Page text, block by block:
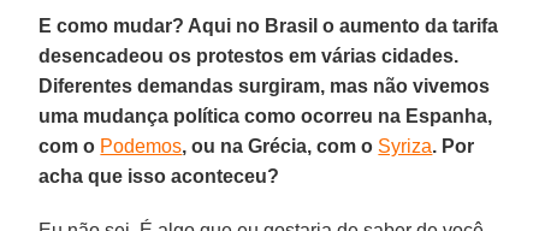
E como mudar? Aqui no Brasil o aumento da tarifa
desencadeou os protestos em várias cidades.
Diferentes demandas surgiram, mas não vivemos
uma mudança política como ocorreu na Espanha,
com o Podemos, ou na Grécia, com o Syriza. Por
acha que isso aconteceu?